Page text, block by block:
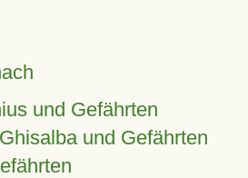
und Gefährten
und Gefährten